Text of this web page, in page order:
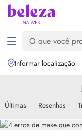
Informar localização
Últimas Resenhas